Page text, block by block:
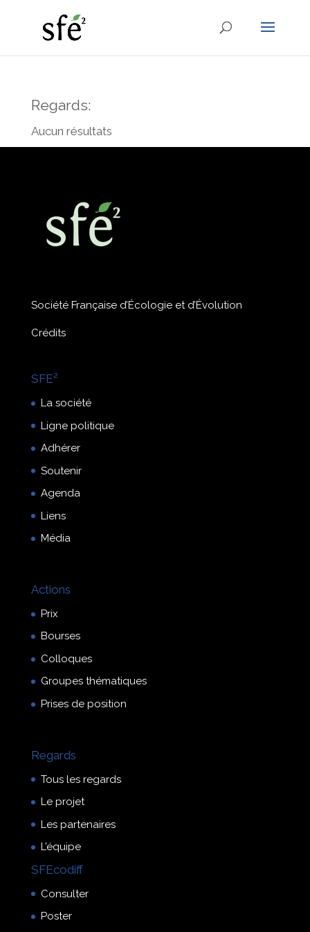
Regards:
Aucun résultats
Société Française d’Écologie et d’Évolution
Crédits
SFE²
La société
Ligne politique
Adhérer
Soutenir
Agenda
Liens
Média
Actions
Prix
Bourses
Colloques
Groupes thématiques
Prises de position
Regards
Tous les regards
Le projet
Les partenaires
L’équipe
SFEcodiff
Consulter
Poster